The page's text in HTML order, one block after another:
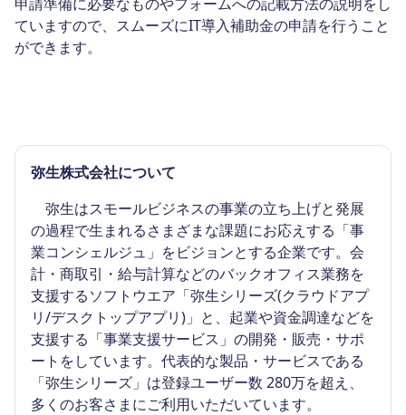
ていますので、スムーズにIT導入補助金の申請を行うこと
ができます。
弥生株式会社について
弥生はスモールビジネスの事業の立ち上げと発展
の過程で生まれるさまざまな課題にお応えする「事
業コンシェルジュ」をビジョンとする企業です。会
計・商取引・給与計算などのバックオフィス業務を
支援するソフトウエア「弥生シリーズ(クラウドアプ
リ/デスクトップアプリ)」と、起業や資金調達などを
支援する「事業支援サービス」の開発・販売・サポ
ートをしています。代表的な製品・サービスである
「弥生シリーズ」は登録ユーザー数 280万を超え、
多くのお客さまにご利用いただいています。